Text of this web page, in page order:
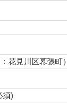
花見川区幕張町）
須)